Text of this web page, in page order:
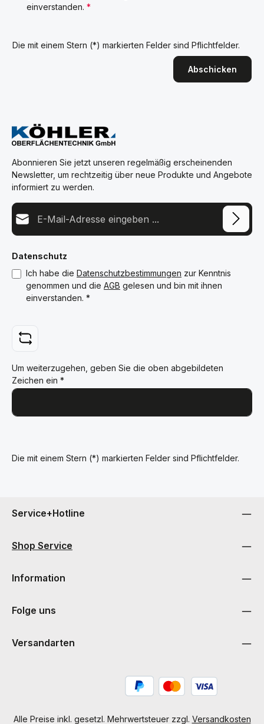
einverstanden. *
Die mit einem Stern (*) markierten Felder sind Pflichtfelder.
Abschicken
Abonnieren Sie jetzt unseren regelmäßig erscheinenden
Newsletter, um rechtzeitig über neue Produkte und Angebote
informiert zu werden.
E-Mail-Adresse*
Datenschutz
Ich habe die Datenschutzbestimmungen zur Kenntnis
genommen und die AGB gelesen und bin mit ihnen
einverstanden. *
Um weiterzugehen, geben Sie die oben abgebildeten
Zeichen ein *
Die mit einem Stern (*) markierten Felder sind Pflichtfelder.
Service+Hotline
Shop Service
Information
Folge uns
Versandarten
Alle Preise inkl. gesetzl. Mehrwertsteuer zzgl. Versandkosten